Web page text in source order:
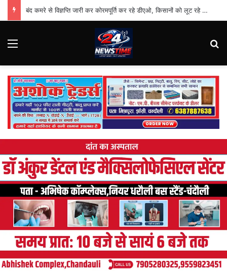
बंद कमरे से विज्ञप्ति जारी कर कोरमपूर्ति कर रहे डीएओ, किसानों को लूट रहे निजी दुकानदार